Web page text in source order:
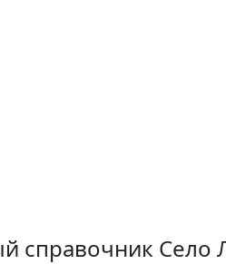
справочник Село